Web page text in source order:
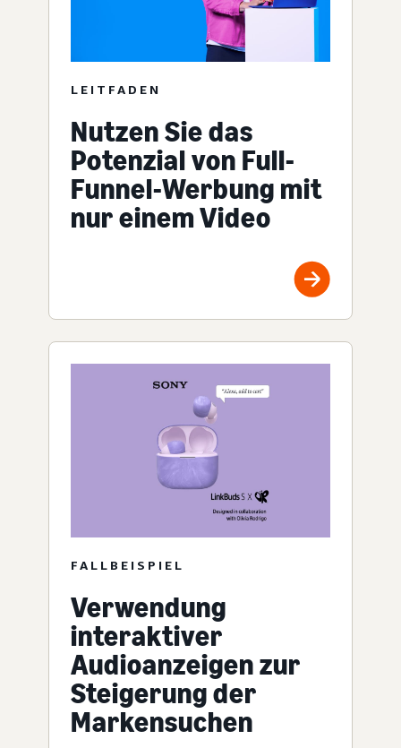
LEITFADEN
Nutzen Sie das
Potenzial von Full-
Funnel-Werbung mit
nur einem Video
FALLBEISPIEL
Verwendung
interaktiver
Audioanzeigen zur
Steigerung der
Markensuchen